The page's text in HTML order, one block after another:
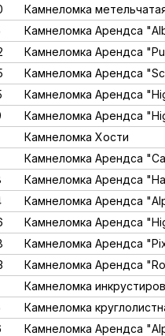
Камнеломка
Камнеломка Арендса
Камнеломка Арендса
Камнеломка Арендса
Камнеломка Арендса
Камнеломка Арендса
Камнеломка Хости
Камнеломка Арендса
Камнеломка Арендса
Камнеломка Арендса
Камнеломка Арендса
Камнеломка Арендса
Камнеломка Арендса
Камнеломка
Камнеломка
Камнеломка Арендса